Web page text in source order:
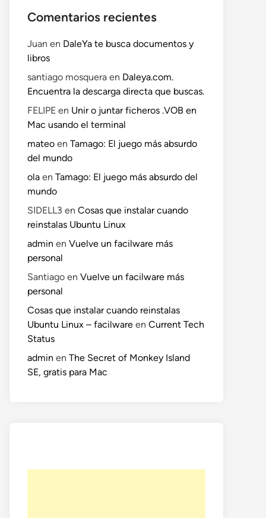
Comentarios recientes
Juan en DaleYa te busca documentos y
libros
santiago mosquera en Daleya.com.
Encuentra la descarga directa que buscas.
FELIPE en Unir o juntar ficheros .VOB en
Mac usando el terminal
mateo en Tamago: El juego más absurdo
del mundo
ola en Tamago: El juego más absurdo del
mundo
SIDELL3 en Cosas que instalar cuando
reinstalas Ubuntu Linux
admin en Vuelve un facilware más
personal
Santiago en Vuelve un facilware más
personal
Cosas que instalar cuando reinstalas
Ubuntu Linux – facilware en Current Tech
Status
admin en The Secret of Monkey Island
SE, gratis para Mac